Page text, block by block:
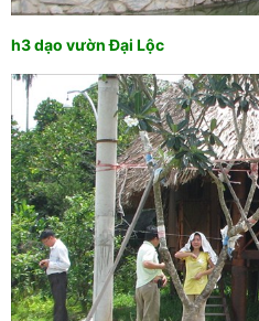
h3 dạo vườn Đại Lộc